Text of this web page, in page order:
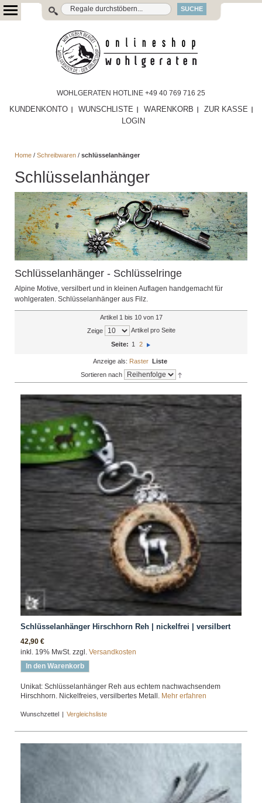
SUCHE
WOHLGERATEN HOTLINE +49 40 769 716 25
KUNDENKONTO WUNSCHLISTE WARENKORB
ZUR KASSE
LOGIN
Home / Schreibwaren / schlüsselanhänger
Schlüsselanhänger
Schlüsselanhänger - Schlüsselringe
Alpine Motive, versilbert und in kleinen Auflagen handgemacht für
wohlgeraten. Schlüsselanhänger aus Filz.
Artikel 1 bis 10 von 17
Zeige
Artikel pro Seite
Seite: 1 2
Anzeige als: Raster Liste
Sortieren nach
Schlüsselanhänger Hirschhorn Reh | nickelfrei | versilbert
42,90 €
inkl. 19% MwSt. zzgl. Versandkosten
In den Warenkorb
Unikat: Schlüsselanhänger Reh aus echtem nachwachsendem
Hirschhorn. Nickelfreies, versilbertes Metall. Mehr erfahren
Wunschzettel | Vergleichsliste